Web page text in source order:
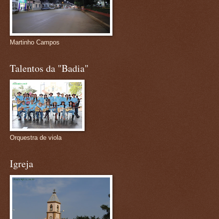
Martinho Campos
Talentos da "Badia"
Orquestra de viola
Igreja